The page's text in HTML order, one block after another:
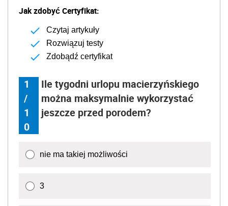
Jak zdobyć Certyfikat:
Czytaj artykuły
Rozwiązuj testy
Zdobądź certyfikat
1
/
1
0
Ile tygodni urlopu macierzyńskiego
można maksymalnie wykorzystać
jeszcze przed porodem?
nie ma takiej możliwości
3